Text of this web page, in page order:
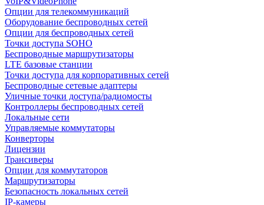
Опции для телекоммуникаций
Оборудование беспроводных сетей
Опции для беспроводных сетей
Точки доступа SOHO
Беспроводные маршрутизаторы
LTE базовые станции
Точки доступа для корпоративных сетей
Беспроводные сетевые адаптеры
Уличные точки доступа/радиомосты
Контроллеры беспроводных сетей
Локальные сети
Управляемые коммутаторы
Конверторы
Лицензии
Трансиверы
Опции для коммутаторов
Маршрутизаторы
Безопасность локальных сетей
IP-камеры